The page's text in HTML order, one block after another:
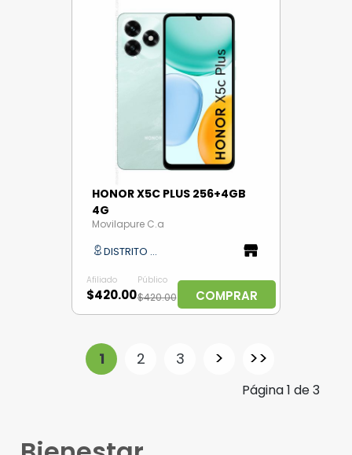
HONOR X5C PLUS 256+4GB
4G
Movilapure C.a
DISTRITO CAPITAL
Afiliado
$420.00
Público
$420.00 COMPRAR
1 2 3 > >>
Página1 de3